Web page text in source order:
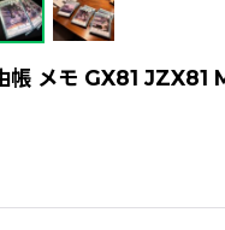
帳 メモ GX81